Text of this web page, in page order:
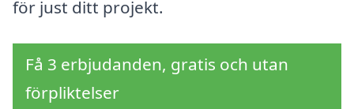
för just ditt projekt.
Få 3 erbjudanden, gratis och utan
förpliktelser